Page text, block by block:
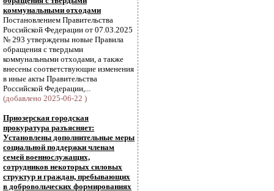
коммунальными отходами
Постановлением Правительства
Российской Федерации от 07.03.2025
№ 293 утверждены новые Правила
обращения с твердыми
коммунальными отходами, а также
внесены соответствующие изменения
в иные акты Правительства
Российской Федерации,...
(добавлено 2025-06-22 )
Приозерская городская
прокуратура разъясняет:
Установлены дополнительные меры
социальной поддержки членам
семей военнослужащих,
сотрудников некоторых силовых
структур и граждан, пребывающих
в добровольческих формированиях